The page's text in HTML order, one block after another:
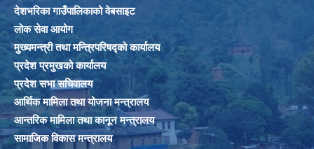
देशभरिका गाउँपालिकाको वेबसाइट
लोक सेवा आयोग
मुख्यमन्त्री तथा मन्त्रिपरिषद्को कार्यालय
प्रदेश प्रमुखको कार्यालय
प्रदेश सभा सचिवालय
आर्थिक मामिला तथा योजना मन्त्रालय
आन्तरिक मामिला तथा कानून मन्त्रालय
सामाजिक विकास मन्त्रालय